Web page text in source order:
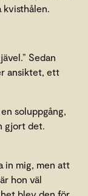
kvisthålen.
Sedan
ansiktet, ett
soluppgång,
gjort det.
in mig, men att
hon väl